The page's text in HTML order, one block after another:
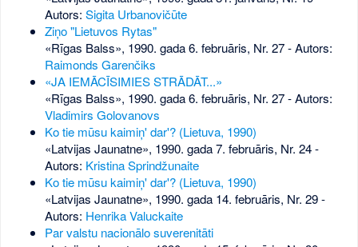
Autors: Sigita Urbanovičūte
Ziņo "Lietuvos Rytas"
«Rīgas Balss», 1990. gada 6. februāris, Nr. 27- Autors:
Raimonds Garenčiks
«JA IEMĀCĪSIMIES STRĀDĀT...»
«Rīgas Balss», 1990. gada 6. februāris, Nr. 27- Autors:
Vladimirs Golovanovs
Ko tie mūsu kaimiņ' dar'? (Lietuva, 1990)
«Latvijas Jaunatne», 1990. gada 7. februāris, Nr. 24-
Autors: Kristina Sprindžunaite
Ko tie mūsu kaimiņ' dar'? (Lietuva, 1990)
«Latvijas Jaunatne», 1990. gada 14. februāris, Nr. 29-
Autors: Henrika Valuckaite
Par valstu nacionālo suverenitāti